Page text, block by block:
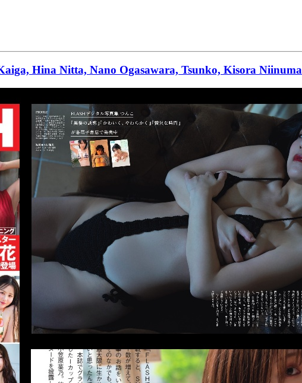
Hina Nitta, Nano Ogasawara, Tsunko, Kisora Niinuma